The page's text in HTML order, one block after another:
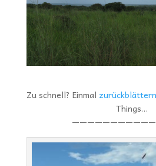
Zu schnell? Einmal zurückblättern
Things…